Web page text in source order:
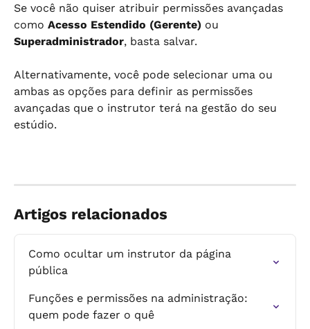
Se você não quiser atribuir permissões avançadas
como Acesso Estendido (Gerente) ou
Superadministrador, basta salvar.
Alternativamente, você pode selecionar uma ou
ambas as opções para definir as permissões
avançadas que o instrutor terá na gestão do seu
estúdio.
Artigos relacionados
Como ocultar um instrutor da página
pública
Funções e permissões na administração:
quem pode fazer o quê